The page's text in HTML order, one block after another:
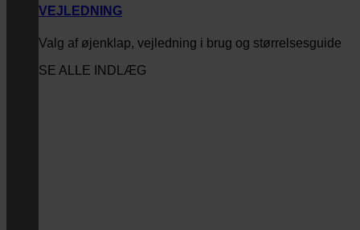
VEJLEDNING
Valg af øjenklap, vejledning i brug og størrelsesguide
SE ALLE INDLÆG